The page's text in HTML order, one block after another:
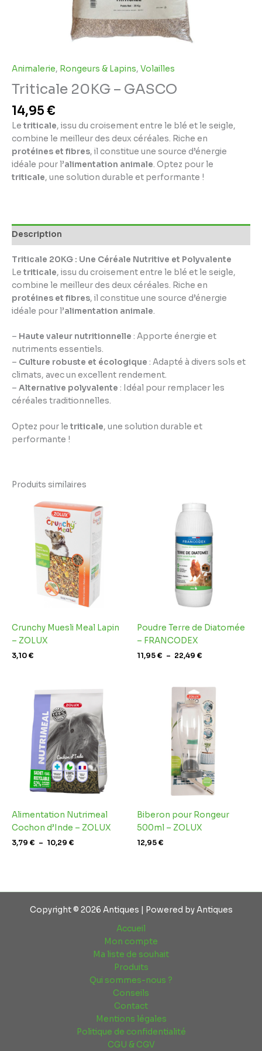
Animalerie, Rongeurs & Lapins, Volailles
Triticale 20KG – GASCO
14,95€
Le triticale, issu du croisement entre le blé et le seigle,
combine le meilleur des deux céréales. Riche en
protéines et fibres, il constitue une source d’énergie
idéale pour l’alimentation animale. Optez pour le
triticale, une solution durable et performante !
Description
Triticale 20KG : Une Céréale Nutritive et Polyvalente
Le triticale, issu du croisement entre le blé et le seigle,
combine le meilleur des deux céréales. Riche en
protéines et fibres, il constitue une source d’énergie
idéale pour l’alimentation animale.
– Haute valeur nutritionnelle : Apporte énergie et
nutriments essentiels.
– Culture robuste et écologique : Adapté à divers sols et
climats, avec un excellent rendement.
– Alternative polyvalente : Idéal pour remplacer les
céréales traditionnelles.
Optez pour le triticale, une solution durable et
performante !
Produits similaires
Crunchy Muesli Meal Lapin
– ZOLUX
3,10€
Poudre Terre de Diatomée
– FRANCODEX
11,95€ – 22,49 €
de
prix :
11,95 €
à
22,49 €
Alimentation Nutrimeal
Cochon d’Inde – ZOLUX
3,79 € – 10,29 €
prix :
3,79 €
à
10,29 €
Biberon pour Rongeur
500ml – ZOLUX
12,95€
Copyright © 2026 Antiques | Powered by Antiques
Accueil
Mon compte
Ma liste de souhait
Produits
Qui sommes-nous ?
Conseils
Contact
Mentions légales
Politique de confidentialité
CGU & CGV